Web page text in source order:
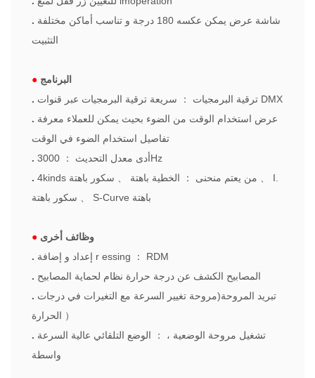
. شاشة عرض يمكن عكسه 180 درجة و تناسب أماكن مختلفة
التثبيت
● البرنامج
.
ترقية البرمجيات ：
سريعة ترقية البرمجيات عبر قنوات DMX
. عرض استخدام الوقت من الضوء بحيث يمكن للعملاء معرفة
تفاصيل استخدام الضوء في الوقت
.
أدى معدل التحديث ：
3000Hz
.
4kinds من يعتم منحنى ： الخطية باهتة 、 سكور باهتة 、
I.
سكور باهتة 、 S-Curve باهتة
● وظائف أخرى
. إعداد و إضافة r essing ：
RDM
. المصابيح الكشف عن درجة حرارة نظام لحماية المصابيح
. تبريد المروحة(مروحة تغيير السرعة مع التغيرات في درجات
الحرارة ）
.
تشغيل مروحة الوضعية ، ：
الوضع التلقائي عالية السرعة
واسطة